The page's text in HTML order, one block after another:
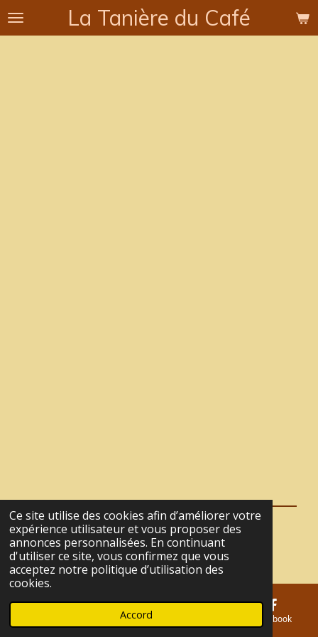
Ce site utilise des cookies afin d’améliorer votre
expérience utilisateur et vous proposer des
annonces personnalisées. En continuant
d'utiliser ce site, vous confirmez que vous
acceptez notre politique d’utilisation des
cookies.
Accord
Passer
La Tanière du Café
© 2021 - 2026 La Tanière du Café
Propulsé parWebador
Téléphone Facebook